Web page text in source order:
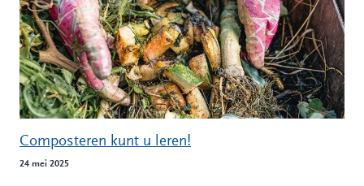
Composteren kunt u leren!
24 mei 2025